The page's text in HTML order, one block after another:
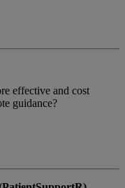
effective and cost
guidance?